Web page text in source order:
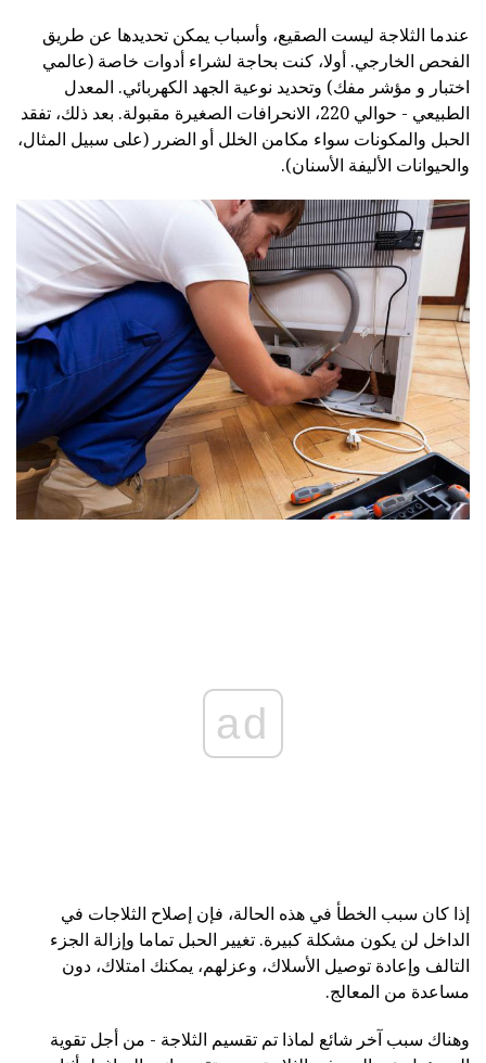
عندما الثلاجة ليست الصقيع، وأسباب يمكن تحديدها عن طريق
الفحص الخارجي. أولا، كنت بحاجة لشراء أدوات خاصة (عالمي
اختبار و مؤشر مفك) وتحديد نوعية الجهد الكهربائي. المعدل
الطبيعي - حوالي 220، الانحرافات الصغيرة مقبولة. بعد ذلك، تفقد
الحبل والمكونات سواء مكامن الخلل أو الضرر (على سبيل المثال،
والحيوانات الأليفة الأسنان).
ad
إذا كان سبب الخطأ في هذه الحالة، فإن إصلاح الثلاجات في
الداخل لن يكون مشكلة كبيرة. تغيير الحبل تماما وإزالة الجزء
التالف وإعادة توصيل الأسلاك، وعزلهم، يمكنك امتلاك، دون
مساعدة من المعالج.
وهناك سبب آخر شائع لماذا تم تقسيم الثلاجة - من أجل تقوية